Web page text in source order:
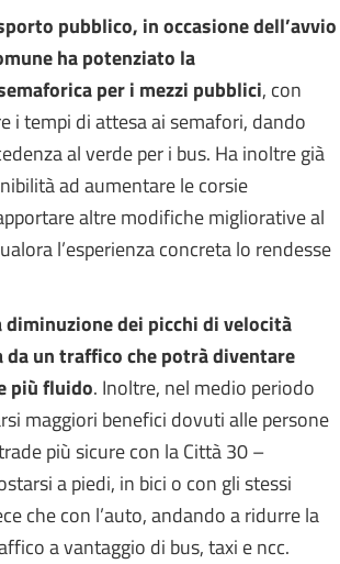
pubblico, in occasione dell’avvio
ha potenziato la
per i mezzi pubblici, con
i tempi di attesa ai semafori, dando
al verde per i bus. Ha inoltre già
ad aumentare le corsie
altre modifiche migliorative al
l’esperienza concreta lo rendesse
diminuzione dei picchi di velocità
da un trafficoche potrà diventare
più fluido. Inoltre, nel medio periodo
maggiori benefici dovuti alle persone
più sicure con la Città 30 –
a piedi, in bici o con gli stessi
che con l’auto, andando a ridurre la
a vantaggio di bus, taxi e ncc.